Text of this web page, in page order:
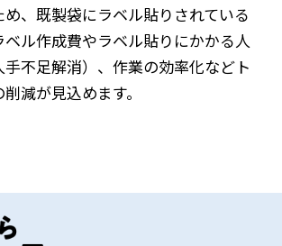
、既製袋にラベル貼りされている
ベル作成費やラベル貼りにかかる人
不足解消）、作業の効率化などト
減が見込めます。